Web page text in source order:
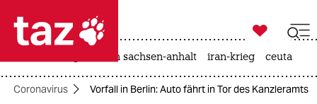
 taz zahl ich
taz zahl ich

taz zahl ich
landtagswahl in sachsen-anhalt iran-krieg ceuta
Coronavirus Vorfall in Berlin: Auto fährt in Tor des Kanzleramts